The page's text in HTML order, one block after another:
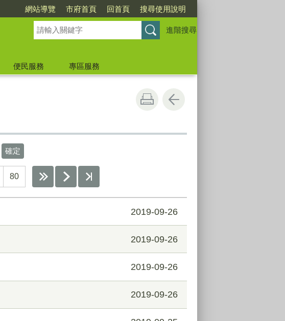
網站導覽 市府首頁 回首頁 搜尋使用說明
進階搜尋
便民服務
專區服務
80
2019-09-26
2019-09-26
2019-09-26
2019-09-26